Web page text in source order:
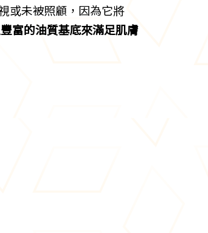
或未被照顧，因為它將
富的油質基底來滿足肌膚